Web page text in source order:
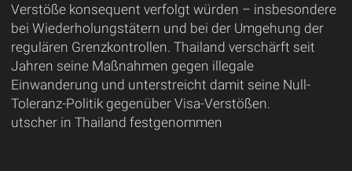
Verstöße konsequent verfolgt würden – insbesondere
bei Wiederholungstätern und bei der Umgehung der
regulären Grenzkontrollen. Thailand verschärft seit
Jahren seine Maßnahmen gegen illegale
Einwanderung und unterstreicht damit seine Null-
Toleranz-Politik gegenüber Visa-Verstößen.
utscher in Thailand festgenommen